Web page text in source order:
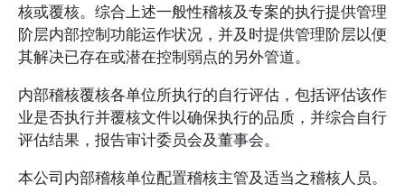
核或覆核。综合上述一般性稽核及专案的执行提供管理
阶层内部控制功能运作状况，并及时提供管理阶层以便
其解决已存在或潜在控制弱点的另外管道。
内部稽核覆核各单位所执行的自行评估，包括评估该作
业是否执行并覆核文件以确保执行的品质，并综合自行
评估结果，报告审计委员会及董事会。
本公司内部稽核单位配置稽核主管及适当之稽核人员。